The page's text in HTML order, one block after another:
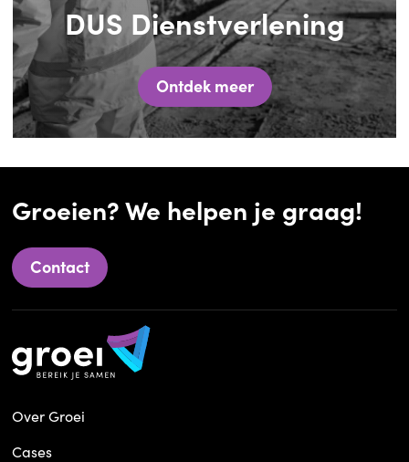
DUS Dienstverlening
Ontdek meer
Groeien? We helpen je graag!
Contact
Over Groei
Cases